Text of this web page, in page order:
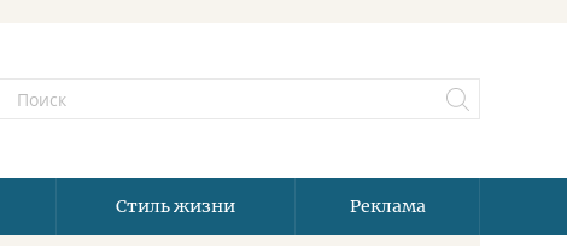
Стиль жизни Реклама